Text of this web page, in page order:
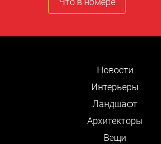
Новости
Интерьеры
Ландшафт
Архитекторы
Вещи